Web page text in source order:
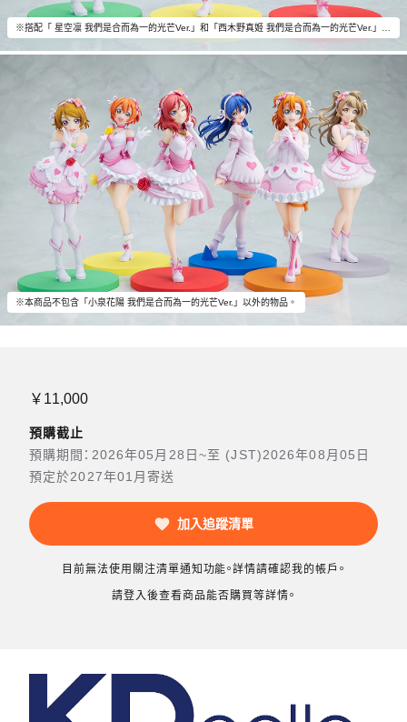
※本商品不包含「小泉花陽 我們是合而為一的光芒Ver.」以外的物品。
￥11,000
預購截止
預購期間：2026年05月28日~至 (JST)2026年08月05日
預定於2027年01月寄送
加入追蹤清單
目前無法使用關注清單通知功能。詳情請確認我的帳戶。
請登入後查看商品能否購買等詳情。